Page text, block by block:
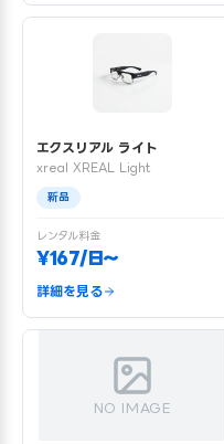
エクスリアル ライト
xreal XREAL Light
新品
レンタル料金
¥167/日〜
詳細を見る
NO IMAGE